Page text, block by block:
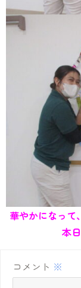
華やかになって
本
コメント ※